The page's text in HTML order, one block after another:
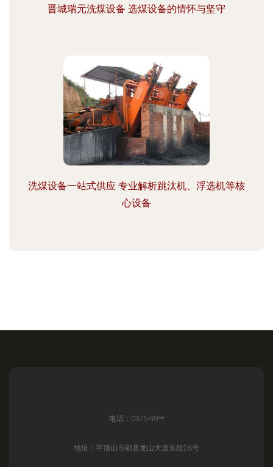
晋城瑞元洗煤设备 选煤设备的情怀与坚守
洗煤设备一站式供应 专业解析跳汰机、浮选机等核
心设备
电话：0375-99**
地址：平顶山市郏县龙山大道东段26号